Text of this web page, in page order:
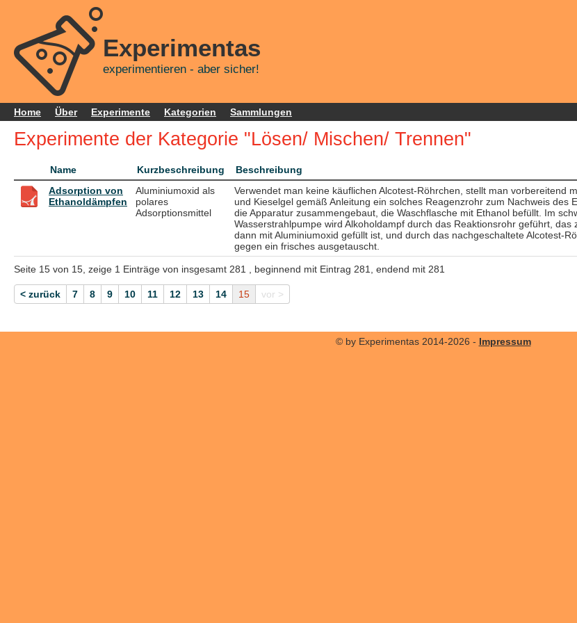
Experimentas
experimentieren - aber sicher!
Home Über Experimente Kategorien Sammlungen
Experimente der Kategorie "Lösen/ Mischen/ Trennen"
Name Kurzbeschreibung Beschreibung
Adsorption von
Ethanoldämpfen
Aluminiumoxid als
polares
Adsorptionsmittel
Verwendet man keine käuflichen Alcotest-Röhrchen, stellt man vorbereitend
und Kieselgel gemäß Anleitung ein solches Reagenzrohr zum Nachweis des
die Apparatur zusammengebaut, die Waschflasche mit Ethanol befüllt. Im
Wasserstrahlpumpe wird Alkoholdampf durch das Reaktionsrohr geführt, das
dann mit Aluminiumoxid gefüllt ist, und durch das nachgeschaltete Alcotest-
gegen ein frisches ausgetauscht.
Seite 15 von 15, zeige 1 Einträge von insgesamt 281 , beginnend mit Eintrag 281, endend mit 281
< zurück 7 8 9 10 11 12 13 14 15 vor >
© by Experimentas 2014-2026 - Impressum